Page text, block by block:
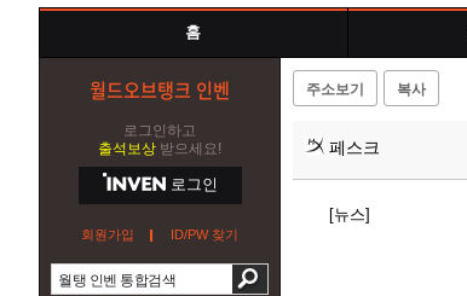
홈
월드오브탱크 인벤
로그인하고
출석보상 받으세요!
로그인
회원가입 ID/PW 찾기
주소보기 복사
페스크
[뉴스]